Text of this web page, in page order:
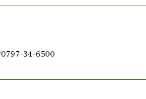
0797-34-6500